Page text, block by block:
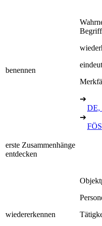
benennen
Begriff
➔
DE,
➔
erste Zusammenhänge
entdecken
wiedererkennen